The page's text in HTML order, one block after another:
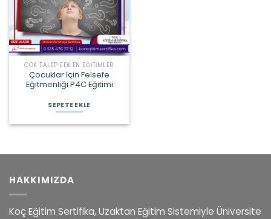
ÇOK TALEP EDILEN EĞITIMLER
Çocuklar İçin Felsefe
Eğitmenliği P4C Eğitimi
fiyat:
2.475,00 ₺.
andaki
fiyat:
2.250,00 ₺.
SEPETE EKLE
HAKKIMIZDA
Koç Eğitim Sertifika, Uzaktan Eğitim Sistemiyle Üniversite